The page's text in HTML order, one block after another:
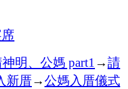
明、公媽 part1 →請
新厝→公媽入厝儀式